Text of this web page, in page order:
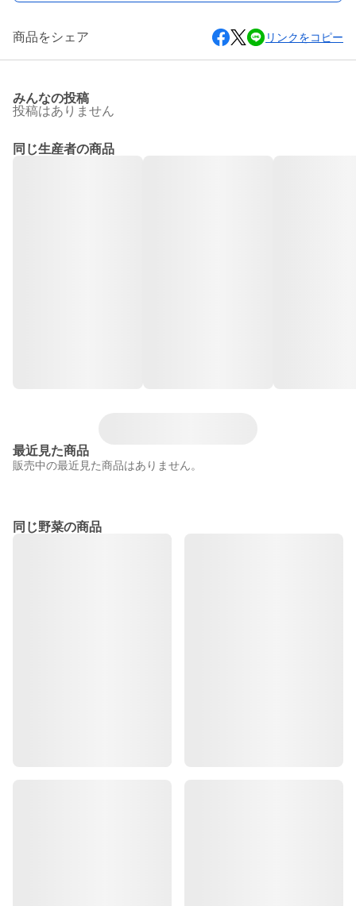
商品をシェア リンクをコピー
みんなの投稿
投稿はありません
同じ生産者の商品
最近見た商品
販売中の最近見た商品はありません。
同じ野菜の商品